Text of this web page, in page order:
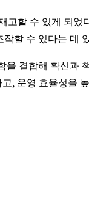
고할 수 있게 되
할 수 있다는 데
을 결합해 확신과
, 운영 효율성을